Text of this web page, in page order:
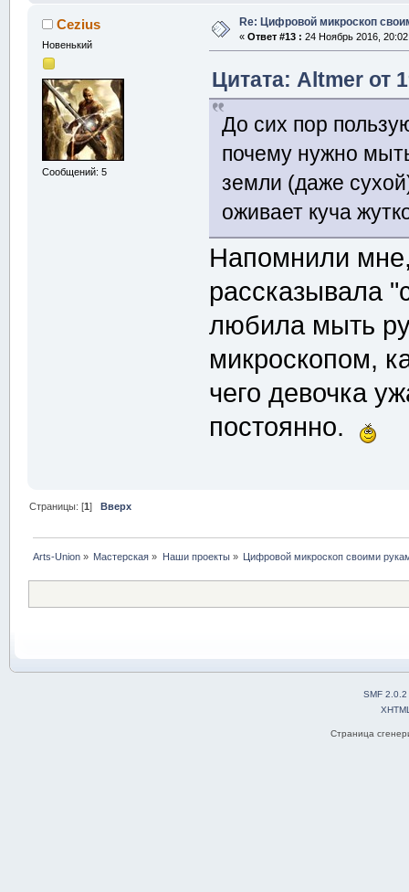
Cezius
Новенький
Сообщений: 5
Re: Цифровой микроскоп
« Ответ #13 : 24 Ноябрь 2016,
Цитата: Altmer от
До сих пор
почему нужно
земли (даже
оживает куча
Напомнили
рассказывала
любила мыть
микроскопом,
чего девочка
постоянно.
Страницы: [1]Вверх
Arts-Union » Мастерская » Наши проекты» Цифровой микроскоп своими
SMF 2.0.2
Страница